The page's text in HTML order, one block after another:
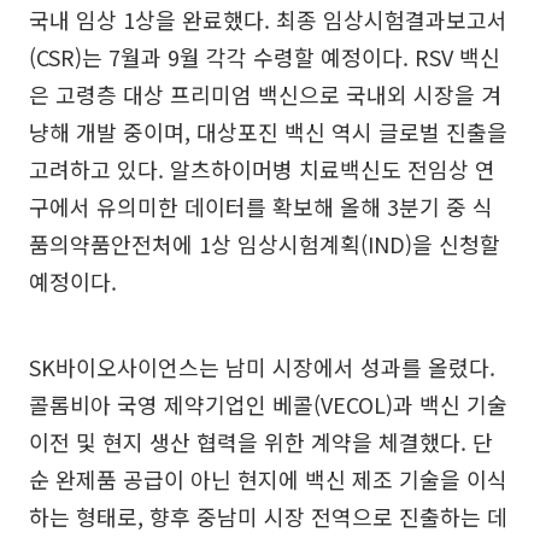
국내 임상 1상을 완료했다. 최종 임상시험결과보고서
(CSR)는 7월과 9월 각각 수령할 예정이다. RSV 백신
은 고령층 대상 프리미엄 백신으로 국내외 시장을 겨
냥해 개발 중이며, 대상포진 백신 역시 글로벌 진출을
고려하고 있다. 알츠하이머병 치료백신도 전임상 연
구에서 유의미한 데이터를 확보해 올해 3분기 중 식
품의약품안전처에 1상 임상시험계획(IND)을 신청할
예정이다.
SK바이오사이언스는 남미 시장에서 성과를 올렸다.
콜롬비아 국영 제약기업인 베콜(VECOL)과 백신 기술
이전 및 현지 생산 협력을 위한 계약을 체결했다. 단
순 완제품 공급이 아닌 현지에 백신 제조 기술을 이식
하는 형태로, 향후 중남미 시장 전역으로 진출하는 데